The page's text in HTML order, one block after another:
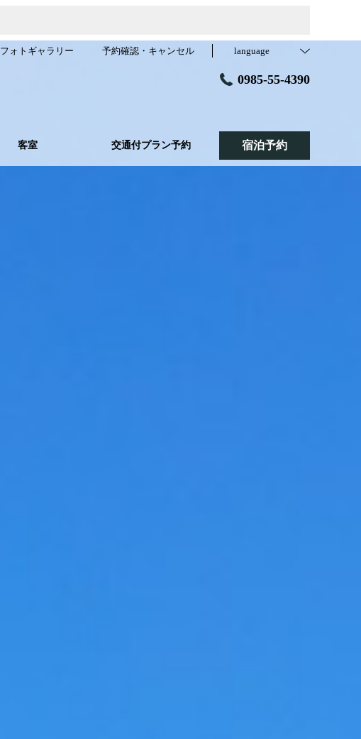
フォトギャラリー 予約確認・キャンセル language
0985-55-4390
客室 交通付プラン予約 宿泊予約